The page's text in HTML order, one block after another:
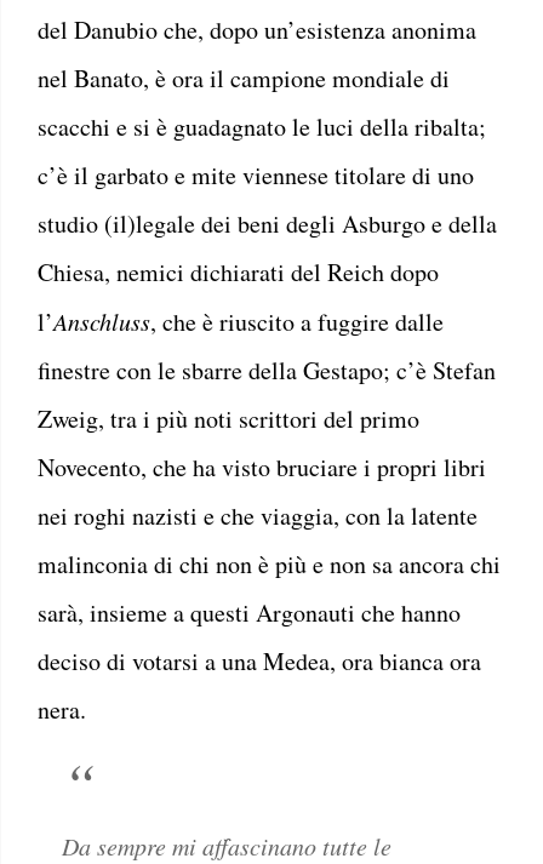
del Danubio che, dopo un’esistenza anonima
nel Banato, è ora il campione mondiale di
scacchi e si è guadagnato le luci della ribalta;
c’è il garbato e mite viennese titolare di uno
studio (il)legale dei beni degli Asburgo e della
Chiesa, nemici dichiarati del Reich dopo
l’Anschluss, che è riuscito a fuggire dalle
finestre con le sbarre della Gestapo; c’è Stefan
Zweig, tra i più noti scrittori del primo
Novecento, che ha visto bruciare i propri libri
nei roghi nazisti e che viaggia, con la latente
malinconia di chi non è più e non sa ancora chi
sarà, insieme a questi Argonauti che hanno
deciso di votarsi a una Medea, ora bianca ora
nera.
Da sempre mi affascinano tutte le